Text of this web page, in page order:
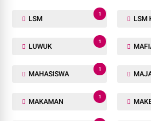
LSM
1
LSM
LUWUK
1
MAHASISWA
1
MAKAMAN
1